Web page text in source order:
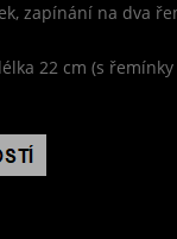
zapínání na dva
22 cm (s řemínky